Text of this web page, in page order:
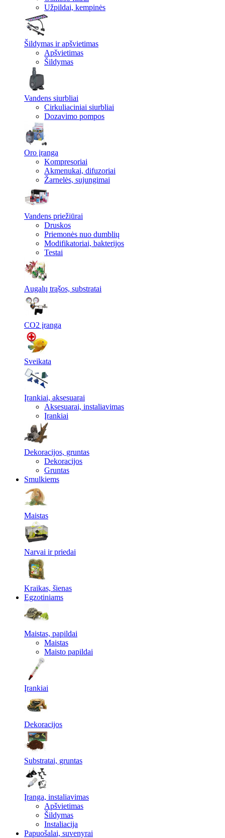
Užpildai, kempinės
Šildymas ir apšvietimas
Apšvietimas
Šildymas
Vandens siurbliai
Cirkuliaciniai siurbliai
Dozavimo pompos
Oro įranga
Kompresoriai
Akmenukai, difuzoriai
Žarnelės, sujungimai
Vandens priežiūrai
Druskos
Priemonės nuo dumblių
Modifikatoriai, bakterijos
Testai
Augalų trąšos, substratai
CO2 įranga
Sveikata
Įrankiai, aksesuarai
Aksesuarai, instaliavimas
Įrankiai
Dekoracijos, gruntas
Dekoracijos
Gruntas
Smulkiems
Maistas
Narvai ir priedai
Kraikas, šienas
Egzotiniams
Maistas, papildai
Maistas
Maisto papildai
Įrankiai
Dekoracijos
Substratai, gruntas
Įranga, instaliavimas
Apšvietimas
Šildymas
Instaliacija
Papuošalai, suvenyrai